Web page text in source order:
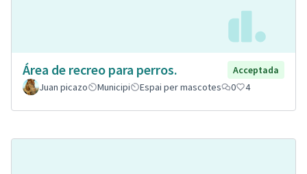
Área de recreo para perros.
Acceptada
Juan picazo
Municipi Espai per mascotes 0 4